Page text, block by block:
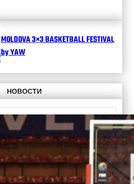
MOLDOVA 3×3 BASKETBALL FESTIVAL
by YAW
НОВОСТИ